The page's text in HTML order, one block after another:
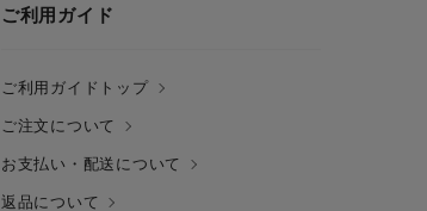
ご利用ガイド
ご利用ガイドトップ
ご注文について
お支払い・配送について
返品について